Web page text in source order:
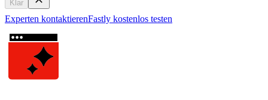
Klar
Experten kontaktierenFastly kostenlos testen